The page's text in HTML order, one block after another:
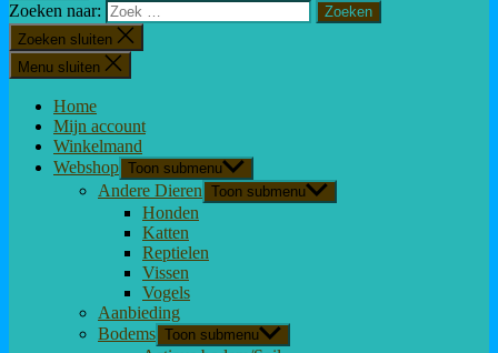
Zoeken naar:
Zoeken sluiten
Menu sluiten
Home
Mijn account
Winkelmand
Webshop Toon submenu
Andere Dieren Toon submenu
Honden
Katten
Reptielen
Vissen
Vogels
Aanbieding
Bodems Toon submenu